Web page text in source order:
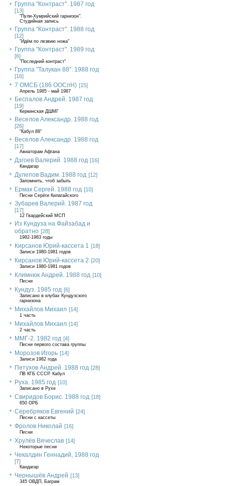
Группа "Контраст". 1987 год
[13]
"Пули-Хумрийский гарнизон".
Студийная запись
Группа "Контраст". 1988 год
[12]
"Идём по лезвию ножа"
Группа "Контраст". 1989 год
[6]
"Последний контраст"
Группа "Талукан 88". 1988 год
[16]
7 ОМСБ (186 ООСпН) [15]
Апрель 1985 - май 1987
Беспалов Андрей. 1987 год
[19]
Керкинская ДШМГ
Веселов Александр. 1988 год
[26]
"Кабул 88"
Веселов Александр. 1988 год
[17]
Авиаторам Афгана
Дзгоев Валерий. 1988 год [16]
Кандагар
Дулепов Вадим. 1988 год [12]
Запомнить, чтоб забыть
Ермак Сергей. 1988 год [10]
Песни Серёги Килагайского
Зубарев Валерий. 1987 год
[17]
12 Гвардейский МСП
Из Кундуза на Файзабад и
обратно [28]
1982-1983 годы
Кирсанов Юрий-кассета 1 [18]
Записи 1980-1981 годов
Кирсанов Юрий-кассета 2 [20]
Записи 1980-1981 годов
Климнюк Андрей. 1988 год [10]
Песни
Кундуз. 1985 год [6]
Записано в клубах Кундузского
гарнизона
Михайлов Михаил [14]
1 часть
Михайлов Михаил [14]
2 часть
ММГ-2. 1982 год [4]
Песни первого состава группы
Морозов Игорь [14]
Записи 1982 года
Петухов Андрей. 1988 год [28]
ПВ КГБ СССР. Кабул
Руха. 1985 год [10]
Записано в Рухе
Свиридов Борис. 1988 год [18]
650 ОРБ
Серебряков Евгений [24]
Песни с кассеты
Фролов Николай [16]
Песни
Хрулёв Вячеслав [14]
Некоторые песни
Чекалдин Геннадий, 1988 год
[7]
Кандагар
Чернышёв Андрей [13]
345 ОВДП, Баграм